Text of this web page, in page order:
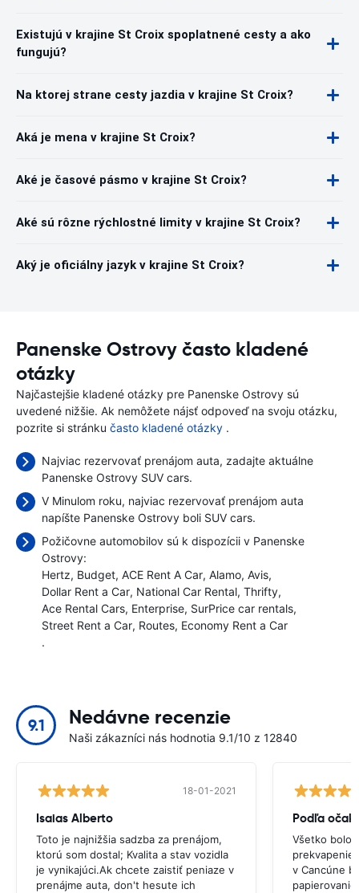
Existujú v krajine St Croix spoplatnené cesty a ako
fungujú?
Na ktorej strane cesty jazdia v krajine St Croix?
Aká je mena v krajine St Croix?
Aké je časové pásmo v krajine St Croix?
Aké sú rôzne rýchlostné limity v krajine St Croix?
Aký je oficiálny jazyk v krajine St Croix?
Panenske Ostrovy často kladené
otázky
Najčastejšie kladené otázky pre Panenske Ostrovy sú
uvedené nižšie. Ak nemôžete nájsť odpoveď na svoju otázku,
pozrite si stránku často kladené otázky .
Najviac rezervovať prenájom auta, zadajte aktuálne
Panenske Ostrovy SUV cars.
V Minulom roku, najviac rezervovať prenájom auta
napíšte Panenske Ostrovy boli SUV cars.
Požičovne automobilov sú k dispozícii v Panenske
Ostrovy:
Hertz Budget ACE Rent A Car Alamo Avis
Dollar Rent a Car National Car Rental Thrifty
Ace Rental Cars Enterprise SurPrice car rentals
Street Rent a Car Routes Economy Rent a Car
.
9.1 Nedávne recenzie
Naši zákazníci nás hodnotia 9.1/10 z 12840
18-01-2021
Isaias Alberto
Toto je najnižšia sadzba za prenájom,
ktorú som dostal; Kvalita a stav vozidla
je vynikajúci.Ak chcete zaistiť peniaze v
prenájme auta, don't hesute ich
Podľa
Všetko bolo
v Cancúne